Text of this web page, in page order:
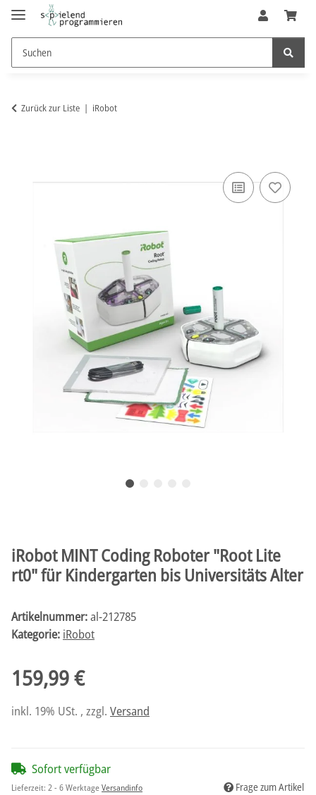
Zurück zur Liste iRobot
iRobot MINT Coding Roboter "Root Lite
rt0" für Kindergarten bis Universitäts Alter
Artikelnummer:al-212785
Kategorie: iRobot
159,99 €
inkl. 19% USt. , zzgl. Versand
Sofort verfügbar
Lieferzeit: 2 - 6 WerktageVersandinfo Frage zum Artikel